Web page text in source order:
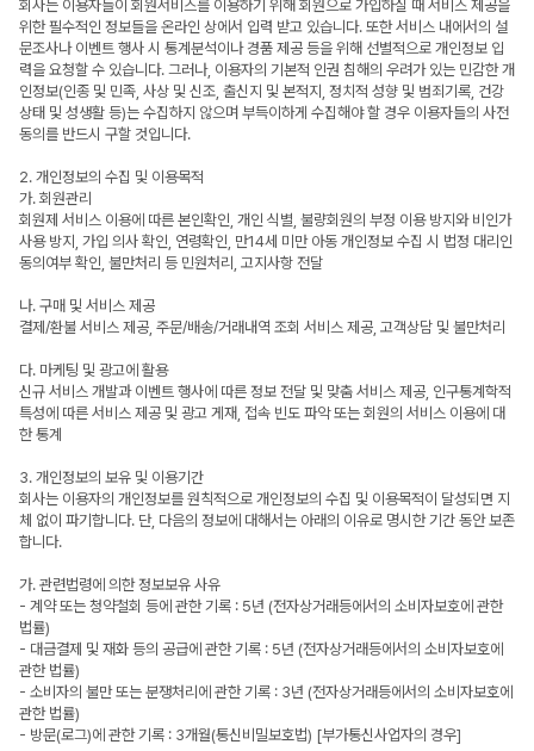
회사는 이용자들이 회원서비스를 이용하기 위해 회원으로 가입하실 때 서비스 제공을
위한 필수적인 정보들을 온라인 상에서 입력 받고 있습니다. 또한 서비스 내에서의 설
문조사나 이벤트 행사 시 통계분석이나 경품 제공 등을 위해 선별적으로 개인정보 입
력을 요청할 수 있습니다. 그러나, 이용자의 기본적 인권 침해의 우려가 있는 민감한 개
인정보(인종 및 민족, 사상 및 신조, 출신지 및 본적지, 정치적 성향 및 범죄기록, 건강
상태 및 성생활 등)는 수집하지 않으며 부득이하게 수집해야 할 경우 이용자들의 사전
동의를 반드시 구할 것입니다.
2. 개인정보의 수집 및 이용목적
가. 회원관리
회원제 서비스 이용에 따른 본인확인, 개인 식별, 불량회원의 부정 이용 방지와 비인가
사용 방지, 가입 의사 확인, 연령확인, 만14세 미만 아동 개인정보 수집 시 법정 대리인
동의여부 확인, 불만처리 등 민원처리, 고지사항 전달
나. 구매 및 서비스 제공
결제/환불 서비스 제공, 주문/배송/거래내역 조회 서비스 제공, 고객상담 및 불만처리
다. 마케팅 및 광고에 활용
신규 서비스 개발과 이벤트 행사에 따른 정보 전달 및 맞춤 서비스 제공, 인구통계학적
특성에 따른 서비스 제공 및 광고 게재, 접속 빈도 파악 또는 회원의 서비스 이용에 대
한 통계
3. 개인정보의 보유 및 이용기간
회사는 이용자의 개인정보를 원칙적으로 개인정보의 수집 및 이용목적이 달성되면 지
체 없이 파기합니다. 단, 다음의 정보에 대해서는 아래의 이유로 명시한 기간 동안 보존
합니다.
가. 관련법령에 의한 정보보유 사유
- 계약 또는 청약철회 등에 관한 기록 : 5년 (전자상거래등에서의 소비자보호에 관한
법률)
- 대금결제 및 재화 등의 공급에 관한 기록 : 5년 (전자상거래등에서의 소비자보호에
관한 법률)
- 소비자의 불만 또는 분쟁처리에 관한 기록 : 3년 (전자상거래등에서의 소비자보호에
관한 법률)
- 방문(로그)에 관한 기록 : 3개월(통신비밀보호법) [부가통신사업자의 경우]